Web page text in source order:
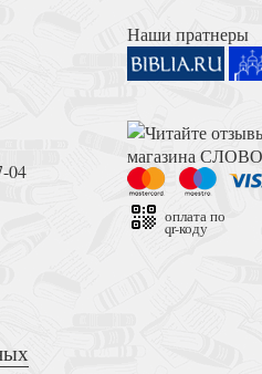
Кальвина кардиналу Садолето
04
Наши пратнеры
оплата по
qr-коду